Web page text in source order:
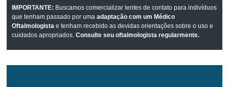
IMPORTANTE: Buscamos comercializar lentes de contato para indivíduos
que tenham passado por umaadaptação com um Médico
Oftalmologista e tenham recebido as devidas orientações sobre o uso e
cuidados apropriados.Consulte seu oftalmologista regularmente.